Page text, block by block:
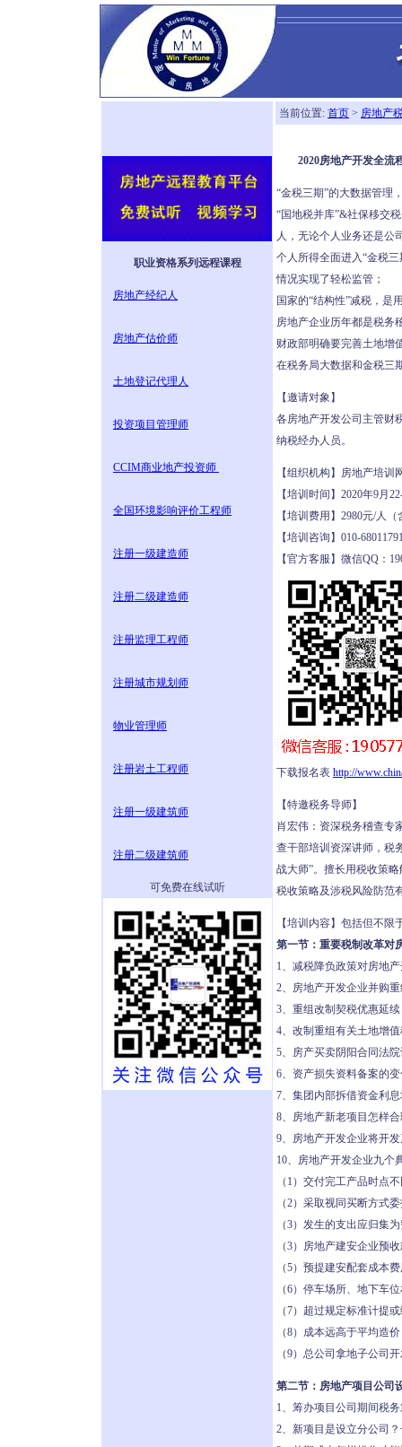
职业资格系列远程课程
房地产经纪人
房地产估价师
土地登记代理人
投资项目管理师
CCIM商业地产投资师
全国环境影响评价工程师
注册一级建造师
注册二级建造师
注册监理工程师
注册城市规划师
物业管理师
注册岩土工程师
注册一级建筑师
注册二级建筑师
可免费在线试听
当前位置: 首页 > 房地产
2020房地产开发全流
“金税三期”的大数据管理
“国地税并库”&社保移交
人，无论个人业务还是公
个人所得全面进入“金税
情况实现了轻松监管；
国家的“结构性”减税，是
房地产企业历年都是税务
财政部明确要完善土地增
在税务局大数据和金税三
【邀请对象】
各房地产开发公司主管财
纳税经办人员。
【组织机构】房地产培
【培训时间】2020年9月
【培训费用】2980元/人
【培训咨询】010-
【官方客服】微信QQ：
下载报名表 http://
【特邀税务导师】
肖宏伟：资深税务稽查专
查干部培训资深讲师，税
战大师”。擅长用税收策
税收策略及涉税风险防范
【培训内容】包括但不限
第一节：重要税制改革对
1、减税降负政策对房地
2、房地产开发企业并购
3、重组改制契税优惠延
4、改制重组有关土地增
5、房产买卖阴阳合同法
6、资产损失资料备案的
7、集团内部拆借资金利
8、房地产新老项目怎样
9、房地产开发企业将开
10、房地产开发企业九个
（1）交付完工产品时点
（2）采取视同买断方式
（3）发生的支出应归集
（3）房地产建安企业预
（5）预提建安配套成本
（6）停车场所、地下车
（7）超过规定标准计提
（8）成本远高于平均造价
（9）总公司拿地子公司
第二节：房地产项目公司
1、筹办项目公司期间税
2、新项目是设立分公司